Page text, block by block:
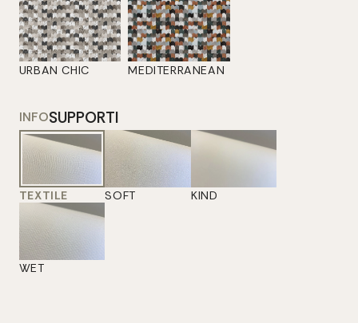
URBAN CHIC MEDITERRANEAN
INFOSUPPORTI
TEXTILE SOFT KIND
WET